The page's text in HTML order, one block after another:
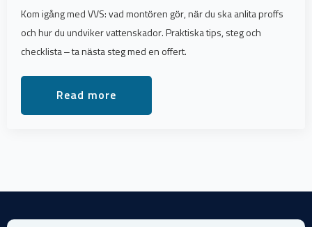
Kom igång med VVS: vad montören gör, när du ska anlita proffs
och hur du undviker vattenskador. Praktiska tips, steg och
checklista – ta nästa steg med en offert.
Read more